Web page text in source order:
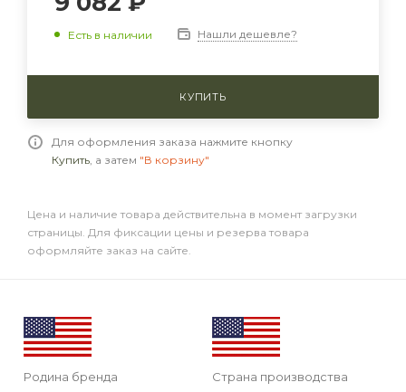
Есть в наличии Нашли дешевле?
КУПИТЬ
Для оформления заказа нажмите кнопку
Купить, а затем "В корзину"
Цена и наличие товара действительна в момент загрузки
страницы. Для фиксации цены и резерва товара
оформляйте заказ на сайте.
Родина бренда
Страна производства